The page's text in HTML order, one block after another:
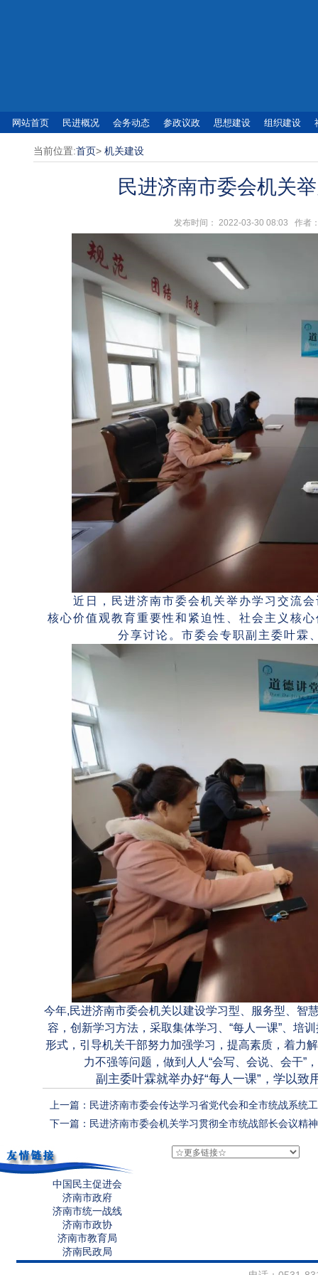
网站首页 民进概况 会务动态 参政议政 思想建设 组织建设
当前位置:首页>机关建设
民进济南市委会机关
发布时间： 2022-03-30 08:03 作者
近日，民进济南市委会机关举办学习交流会
核心价值观教育重要性和紧迫性、社会主义核
分享讨论。市委会专职副主委叶霖
今年,民进济南市委会机关以建设学习型、服务型、智
容，创新学习方法，采取集体学习、“每人一课”、培
形式，引导机关干部努力加强学习，提高素质，着力
力不强等问题，做到人人“会写、会说、会干”
副主委叶霖就举办好“每人一课”，学以致
上一篇：民进济南市委会传达学习省党代会和全市统战系统
下一篇：民进济南市委会机关学习贯彻全市统战部长会议精神
中国民主促进会
济南市政府
济南市统一战线
济南市政协
济南市教育局
济南民政局